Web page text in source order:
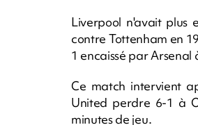
Liverpool n'avait plus
contre Tottenham en
1 encaissé par
Ce match intervient
United perdre 6-1 à
minutes de jeu.